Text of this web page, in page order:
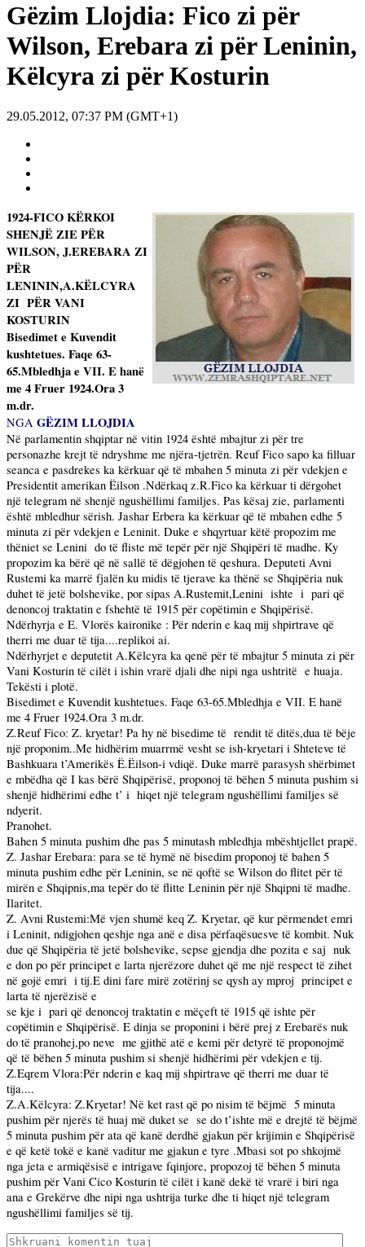
Gëzim Llojdia: Fico zi për
Wilson, Erebara zi për Leninin,
Këlcyra zi për Kosturin
29.05.2012, 07:37 PM (GMT+1)
1924-FICO KËRKOI
SHENJË ZIE PËR
WILSON, J.EREBARA ZI
PËR
LENININ,A.KËLCYRA
ZI PËR VANI
KOSTURIN
Bisedimet e Kuvendit
kushtetues. Faqe 63-
65.Mbledhja e VII. E hanë
me 4 Fruer 1924.Ora3
m.dr.
NGA GËZIM LLOJDIA
Në parlamentin shqiptar në vitin 1924 është mbajtur zi për tre
personazhe krejt të ndryshme me njëra-tjetrën. Reuf Fico sapo ka filluar
seanca e pasdrekes ka kërkuar që të mbahen 5 minuta zi për vdekjen e
Presidentit amerikan Ëilson .Ndërkaq z.R.Fico ka kërkuar ti dërgohet
një telegram në shenjë ngushëllimi familjes. Pas kësaj zie, parlamenti
është mbledhur sërish. Jashar Erbera ka kërkuar që të mbahen edhe 5
minuta zi për vdekjen e Leninit. Duke e shqyrtuar këtë propozim me
thëniet se Lenini do të fliste më tepër për një Shqipëri të madhe. Ky
propozim ka bërë që në sallë të dëgjohen të qeshura. Deputeti Avni
Rustemi ka marrë fjalën ku midis të tjerave ka thënë se Shqipëria nuk
duhet të jetë bolshevike, por sipas A.Rustemit,Lenini ishte i pari që
denoncoj traktatin e fshehtë të 1915 për copëtimin e Shqipërisë.
Ndërhyrja e E. Vlorës kaironike : Për nderin e kaq mij shpirtrave që
therri me duar të tija....replikoi ai.
Ndërhyrjet e deputetit A.Këlcyra ka qenë për të mbajtur 5 minuta zi për
Vani Kosturin të cilët i ishin vrarë djali dhe nipi nga ushtritë e huaja.
Tekësti i plotë.
Bisedimet e Kuvendit kushtetues. Faqe 63-65.Mbledhja e VII. E hanë
me 4 Fruer 1924.Ora 3 m.dr.
Z.Reuf Fico: Z. kryetar! Pa hy në bisedime të rendit të ditës,dua të bëje
një proponim..Me hidhërim muarrmë vesht se ish-kryetari i Shteteve të
Bashkuara t’Amerikës Ë.Ëilson-i vdiqë. Duke marrë parasysh shërbimet
e mbëdha që I kas bërë Shqipërisë, proponoj të bëhen 5 minuta pushim si
shenjë hidhërimi edhe t’ i hiqet një telegram ngushëllimi familjes së
ndyerit.
Pranohet.
Bahen 5 minuta pushim dhe pas 5 minutash mbledhja mbështjellet prapë.
Z. Jashar Erebara: para se të hymë në bisedim proponoj të bahen 5
minuta pushim edhe për Leninin, se në qoftë se Wilson do flitet për të
mirën e Shqipnis,ma tepër do të flitte Leninin për një Shqipni të madhe.
Ilaritet.
Z. Avni Rustemi:Më vjen shumë keq Z. Kryetar, që kur përmendet emri
i Leninit, ndigjohen qeshje nga anë e disa përfaqësuesve të kombit. Nuk
due që Shqipëria të jetë bolshevike, sepse gjendja dhe pozita e saj nuk
e don po për principet e larta njerëzore duhet që me një respect të zihet
në gojë emri i tij.E dini fare mirë zotërinj se qysh ay mproj principet e
larta të njerëzisë e
se kje i pari që denoncoj traktatin e mëçeft të 1915 që ishte për
copëtimin e Shqipërisë. E dinja se proponini i bërë prej z Erebarës nuk
do të pranohej,po neve me gjithë atë e kemi për detyrë të proponojmë
që të bëhen 5 minuta pushim si shenjë hidhërimi për vdekjen e tij.
Z.Eqrem Vlora:Për nderin e kaq mij shpirtrave që therri me duar të
tija....
Z.A.Këlcyra: Z.Kryetar! Në ket rast që po nisim të bëjmë 5 minuta
pushim për njerës të huaj më duket se se do t’ishte më e drejtë të bëjmë
5 minuta pushim për ata që kanë derdhë gjakun për krijimin e Shqipërisë
e që ketë tokë e kanë vaditur me gjakun e tyre .Mbasi sot po shkojmë
nga jeta e armiqësisë e intrigave fqinjore, propozoj të bëhen 5 minuta
pushim për Vani Cico Kosturin të cilët i kanë dekë të vrarë i biri nga
ana e Grekërve dhe nipi nga ushtrija turke dhe ti hiqet një telegram
ngushëllimi familjes së tij.